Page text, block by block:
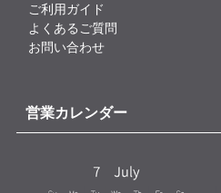
ご利用ガイド
よくあるご質問
お問い合わせ
営業カレンダー